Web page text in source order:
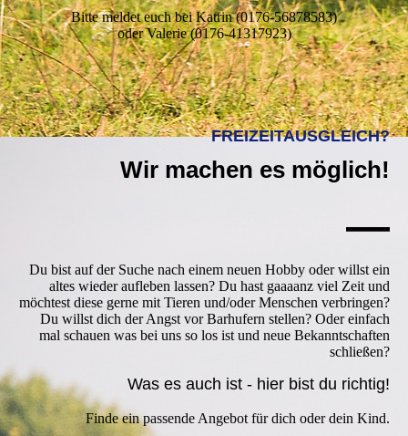
Bitte meldet euch bei Katrin (0176-56878583)
oder Valerie (0176-41317923)
FREIZEITAUSGLEICH?
Wir machen es möglich!
—
Du bist auf der Suche nach einem neuen Hobby oder willst ein
altes wieder aufleben lassen? Du hast gaaaanz viel Zeit und
möchtest diese gerne mit Tieren und/oder Menschen verbringen?
Du willst dich der Angst vor Barhufern stellen? Oder einfach
mal schauen was bei uns so los ist und neue Bekanntschaften
schließen?
Was es auch ist - hier bist du richtig!
Finde ein passende Angebot für dich oder dein Kind.